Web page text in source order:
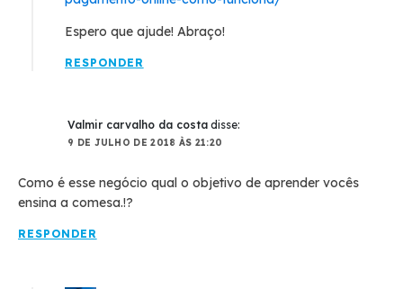
Espero que ajude! Abraço!
RESPONDER
Valmir carvalho da costa disse:
9 DE JULHO DE 2018 ÀS 21:20
Como é esse negócio qual o objetivo de aprender vocês
ensina a comesa.!?
RESPONDER